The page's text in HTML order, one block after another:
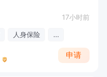
17小时前
人身保险 ...
申请